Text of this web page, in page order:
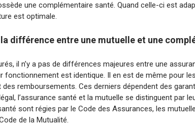
une complémentaire santé. Quand celle-ci est
est optimale.
différence entre une mutuelle et une
il n’y a pas de différences majeures entre une
fonctionnement est identique. Il en est de même pour
remboursements. Ces derniers dépendent des
l’assurance santé et la mutuelle se distinguent par
sont régies par le Code des Assurances, les
de la Mutualité.